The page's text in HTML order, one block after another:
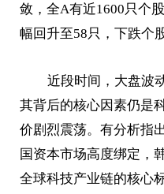
敛，全A有近1600只个
幅回升至58只，下跌个
近段时间，大盘波
其背后的核心因素仍是
价剧烈震荡。有分析指
国资本市场高度绑定，
全球科技产业链的核心